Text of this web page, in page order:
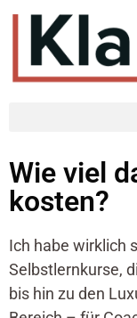
Wie viel
kosten?
Ich habe wirklich
Selbstlernkurse,
bis hin zu den